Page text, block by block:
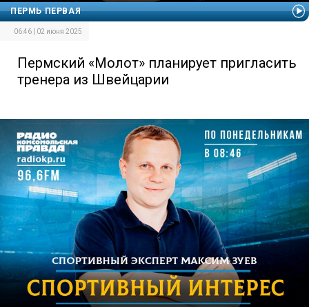
ПЕРМЬ ПЕРВАЯ
06:46 | 02 июня 2025
Пермский «Молот» планирует пригласить
тренера из Швейцарии